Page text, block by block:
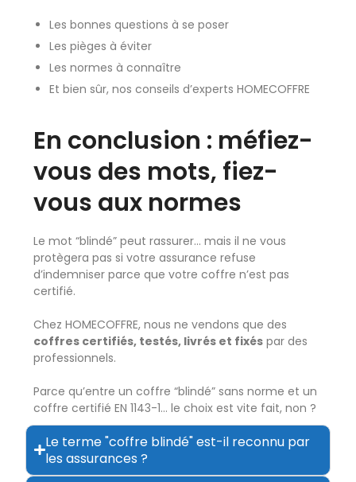
Les bonnes questions à se poser
Les pièges à éviter
Les normes à connaître
Et bien sûr, nos conseils d’experts HOMECOFFRE
En conclusion : méfiez-
vous des mots, fiez-
vous aux normes
Le mot “blindé” peut rassurer… mais il ne vous
protègera pas si votre assurance refuse
d’indemniser parce que votre coffre n’est pas
certifié.
Chez HOMECOFFRE, nous ne vendons que des
coffres certifiés, testés, livrés et fixés par des
professionnels.
Parce qu’entre un coffre “blindé” sans norme et un
coffre certifié EN 1143-1… le choix est vite fait, non ?
Le terme "coffre blindé" est-il reconnu par
les assurances ?